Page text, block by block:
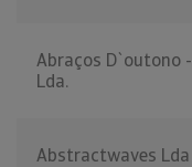
Abraços D`outono -
Lda.
Abstractwaves Lda